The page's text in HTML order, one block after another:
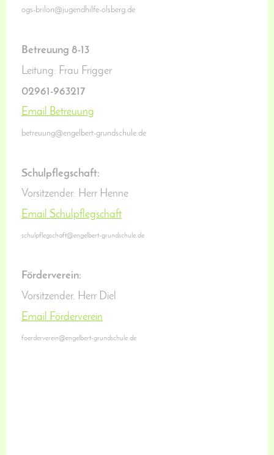
ogs-brilon@jugendhilfe-olsberg.de
Betreuung 8-13
Leitung: Frau Frigger
02961-963217
Email Betreuung
betreuung@engelbert-grundschule.de
Schulpflegschaft:
Vorsitzender: Herr Henne
Email Schulpflegschaft
schulpflegschaft@engelbert-grundschule.de
Förderverein:
Vorsitzender. Herr Diel
Email Förderverein
foerderverein@engelbert-grundschule.de